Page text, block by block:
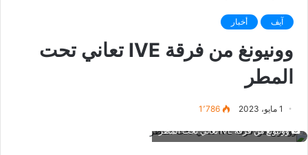
آيف أخبار
وونيونغ من فرقة IVE تعاني تحت
المطر
1 مايو، 2023 1٬786
وونيونغ من فرقة IVE تعاني تحت المطر